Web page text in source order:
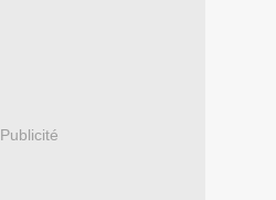
Publicité